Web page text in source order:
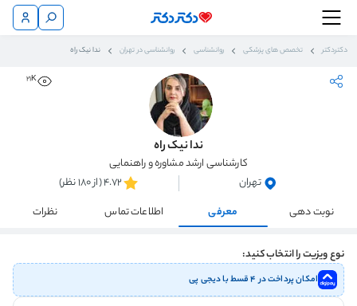
دکتردکتر تخصص های پزشکی روانشناسی روانشناسی در تهران ندا نیک راه
21K
ندا نیک راه
کارشناسی ارشد مشاوره و راهنمایی
تهران
4.72 (از 180 نظر)
نوبت دهی
معرفی اطلاعات تماس نظرات
نوع ویزیت را انتخاب کنید:
امکان پرداخت در ۴ قسط با دیجی پی